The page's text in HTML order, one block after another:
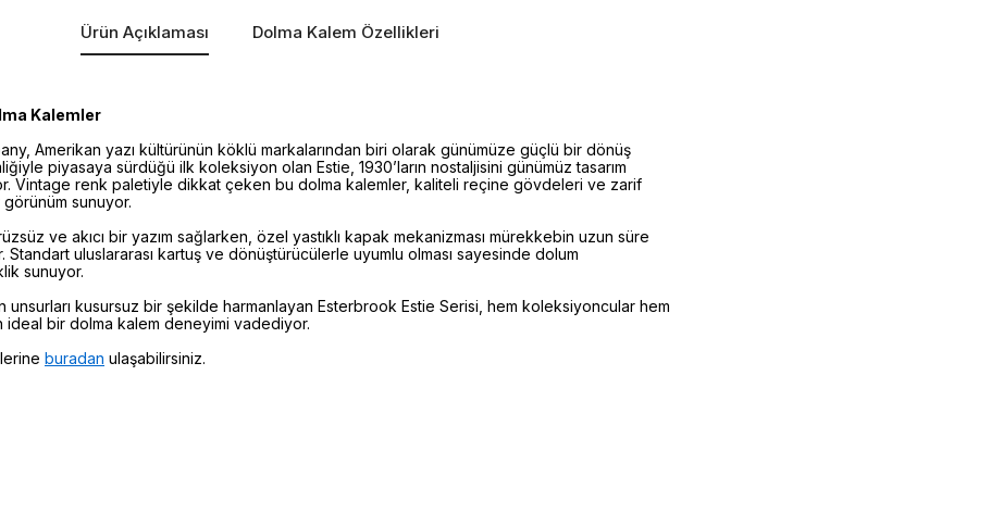
Ürün Açıklaması Dolma Kalem Özellikleri
Kalemler
Amerikan yazı kültürünün köklü markalarından biri olarak günümüze güçlü bir dönüş
piyasaya sürdüğü ilk koleksiyon olan Estie, 1930’ların nostaljisini günümüz tasarım
Vintage renk paletiyle dikkat çeken bu dolma kalemler, kaliteli reçine gövdeleri ve zarif
sunuyor.
ve akıcı bir yazım sağlarken, özel yastıklı kapak mekanizması mürekkebin uzun süre
Standart uluslararası kartuş ve dönüştürücülerle uyumlu olması sayesinde dolum
sunuyor.
kusursuz bir şekilde harmanlayan Esterbrook Estie Serisi, hem koleksiyoncular hem
ideal bir dolma kalem deneyimi vadediyor.
buradan ulaşabilirsiniz.